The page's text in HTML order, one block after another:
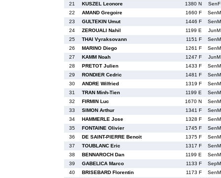
21
KUSZEL Leonore 1380 N
SenF
22
AMAND Gregoire 1660 F
SenM
23
GULTEKIN Umut 1446 F
SenM
24
ZEROUALI Nahil 1199 E
JunM
25
THAI Vyraksovann 1151 F
SenM
26
MARINO Diego 1261 F
SenM
27
KAMM Noah 1247 F
JunM
28
PRETOT Julien 1433 F
SenM
29
RONDIER Cedric 1481 F
SenM
30
ANDRE Wilfried 1319 F
SenM
31
TRAN Minh-Tien 1199 E
SenM
32
FIRMIN Luc 1670 N
SenM
33
SIMON Arthur 1341 F
SenM
34
HAMMERLE Jose 1328 F
SenM
35
FONTAINE Olivier 1745 F
SenM
36
DE SAINT-PIERRE Benoit 1375 F
SenM
37
TOUBLANC Eric 1317 F
SenM
38
BENNAROCH Dan 1199 E
SenM
39
GABELICA Marco 1133 F
SepM
40
BRISEBARD Florentin 1173 F
SenM